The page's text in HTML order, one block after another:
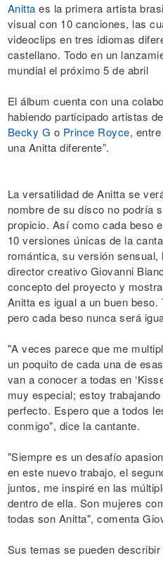
Anitta es la primera artista
visual con 10 canciones, las
videoclips en tres idiomas
castellano. Todo en un
mundial el próximo 5 de abril
El álbum cuenta con una
habiendo participado artistas
Becky G o Prince Royce,
una Anitta diferente”.
La versatilidad de Anitta se
nombre de su disco no podría
propicio. Así como cada beso
10 versiones únicas de la
romántica, su versión
director creativo Giovanni
concepto del proyecto y
Anitta es igual a un buen
pero cada beso nunca será
"A veces parece que me
un poquito de cada una de
van a conocer a todas en
muy especial; estoy
perfecto. Espero que a todos
conmigo", dice la cantante.
"Siempre es un desafío
en este nuevo trabajo, el
juntos, me inspiré en las
dentro de ella. Son mujeres
todas son Anitta", comenta
Sus temas se pueden